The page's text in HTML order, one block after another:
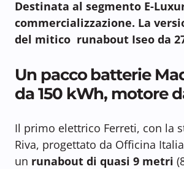
Destinata al segmento E-
commercializzazione. La
del mitico runabout Iseo da
Un pacco batterie
da 150 kWh, motore
Il primo elettrico Ferreti, con la
Riva, progettato da Officina
un runabout di quasi 9 metri